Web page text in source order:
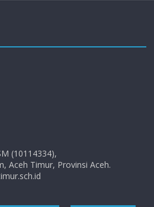
(10114334),
Aceh Timur, Provinsi Aceh.